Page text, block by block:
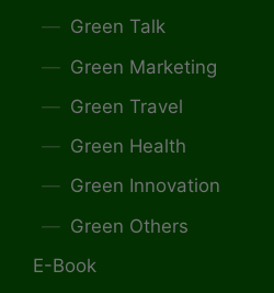
Green Talk
Green Marketing
Green Travel
Green Health
Green Innovation
Green Others
E-Book